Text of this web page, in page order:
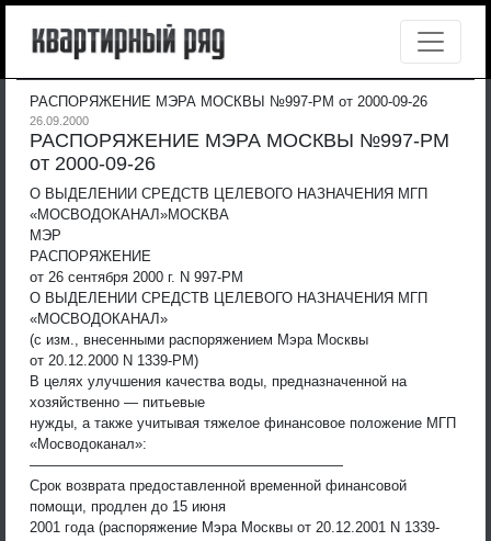
РАСПОРЯЖЕНИЕ МЭРА МОСКВЫ №997-РМ от 2000-09-26
26.09.2000
РАСПОРЯЖЕНИЕ МЭРА МОСКВЫ №997-РМ
от 2000-09-26
О ВЫДЕЛЕНИИ СРЕДСТВ ЦЕЛЕВОГО НАЗНАЧЕНИЯ МГП
«МОСВОДОКАНАЛ»МОСКВА
МЭР
РАСПОРЯЖЕНИЕ
от 26 сентября 2000 г. N 997-РМ
О ВЫДЕЛЕНИИ СРЕДСТВ ЦЕЛЕВОГО НАЗНАЧЕНИЯ МГП
«МОСВОДОКАНАЛ»
(с изм., внесенными распоряжением Мэра Москвы
от 20.12.2000 N 1339-РМ)
В целях улучшения качества воды, предназначенной на
хозяйственно — питьевые
нужды, а также учитывая тяжелое финансовое положение МГП
«Мосводоканал»:
——————————————————————
Срок возврата предоставленной временной финансовой
помощи, продлен до 15 июня
2001 года (распоряжение Мэра Москвы от 20.12.2001 N 1339-